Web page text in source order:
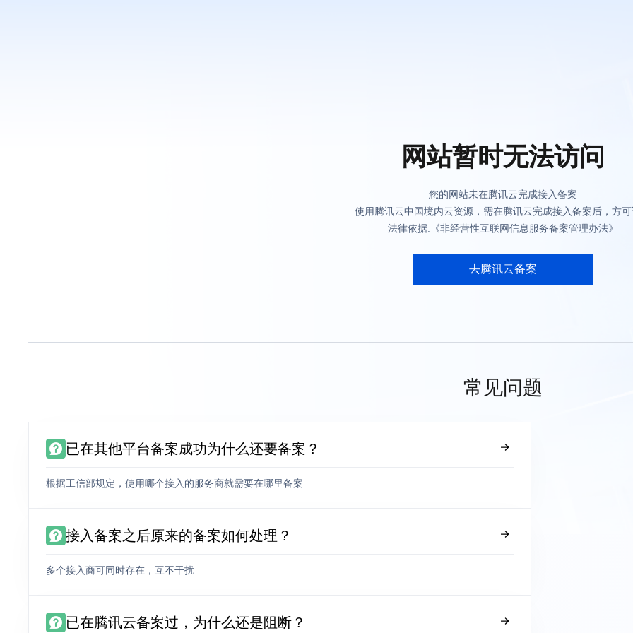
网站暂时无法访问
您的网站未在腾讯云完成接入备案
使用腾讯云中国境内云资源，需在腾讯云完成接入备案后，方
法律依据:《非经营性互联网信息服务备案管理办法》
去腾讯云备案
常见问题
已在其他平台备案成功为什么还要备案？
根据工信部规定，使用哪个接入的服务商就需要在哪里备案
接入备案之后原来的备案如何处理？
多个接入商可同时存在，互不干扰
已在腾讯云备案过，为什么还是阻断？